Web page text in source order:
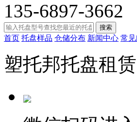
135-6897-3662
搜索
首页 托盘样品 仓储分布 新闻中心 常
塑托邦托盘租赁